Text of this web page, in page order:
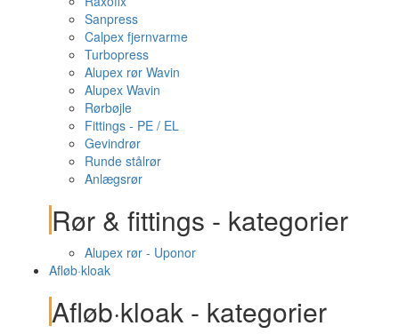
Sanpress
Calpex fjernvarme
Turbopress
Alupex rør Wavin
Alupex Wavin
Rørbøjle
Fittings - PE / EL
Gevindrør
Runde stålrør
Anlægsrør
Rør & fittings - kategorier
Alupex rør - Uponor
Afløb·kloak
Afløb·kloak - kategorier